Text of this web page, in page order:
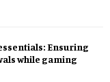
Ensuring
while gaming